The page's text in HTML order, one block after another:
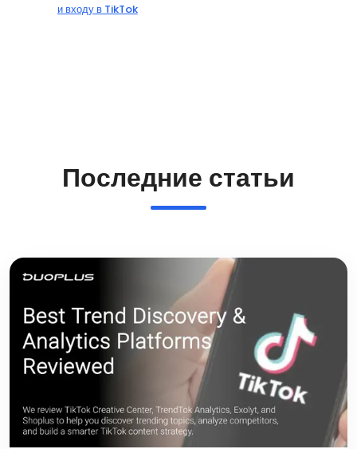
и входу в TikTok
Последние статьи